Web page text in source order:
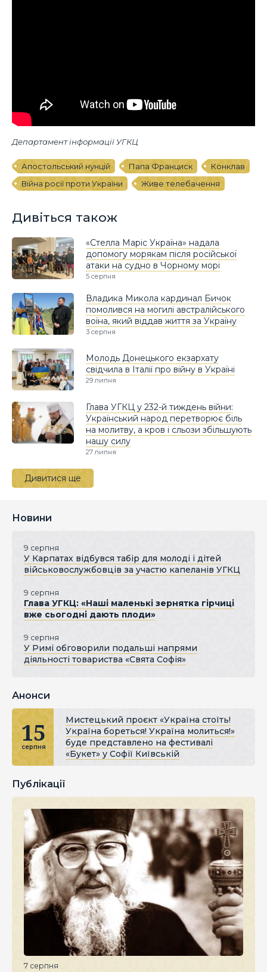
Департамент інформації УГКЦ
Апостольський нунцій Папа Франциск
Конклав
Війна росії проти України
Живе телебачення
Дивіться також
«Стелла Маріс Україна» надала
допомогу морякам після російської
атаки на судно в Чорному морі
5 серпня
Владика Микола кардинал Бичок
помолився на могилі австралійського
воїна, який віддав життя за Україну
3 серпня
Молодь Донецького екзархату
свідчила в Італії про війну в Україні
29 липня
Глава УГКЦ у 232-й тиждень війни:
Український народ перетворює біль
на молитву, а кров і сльози збільшують
нашу силу
27 липня
Дивитися ще
Новини
9 серпня
У Карпатах відбувся табір для молоді і дітей
військовослужбовців за участю капеланів УГКЦ
9 серпня
Глава УГКЦ: «Наші маленькі зернятка гірчиці
вже сьогодні дають плоди»
9 серпня
У Римі обговорили подальші напрями
діяльності товариства «Свята Софія»
Анонси
15
серпня
Мистецький проєкт «Україна стоїть!
Україна бореться! Україна молиться!»
буде представлено на фестивалі
«Букет» у Софії Київській
Публікації
7 серпня